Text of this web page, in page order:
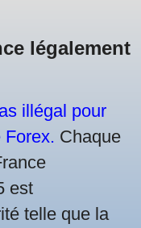
légalement
illégal pour
Forex. Chaque
est
telle que la